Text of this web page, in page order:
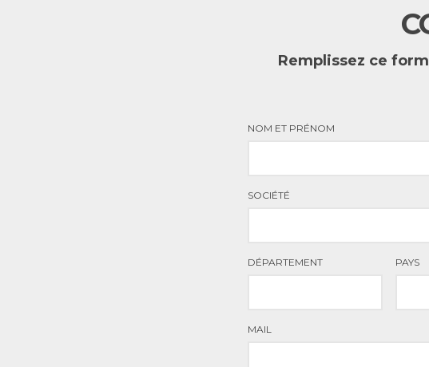
Remplissez ce
NOM ET PRÉNOM
SOCIÉTÉ
DÉPARTEMENT PAYS
MAIL